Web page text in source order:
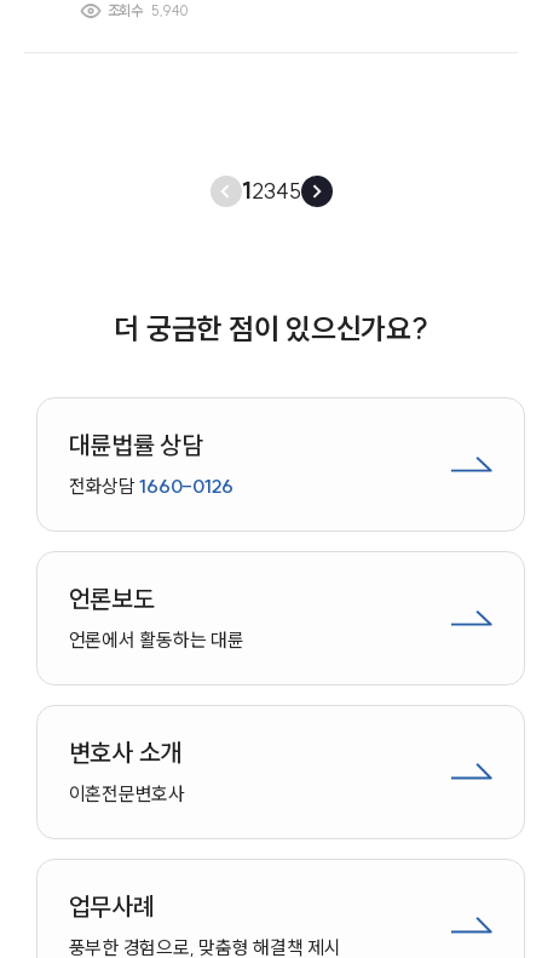
만화로 보는 사례
를 당한 것 같던데... 이것도 성범죄의 일종인지요?
조회수 5,940
12345
더 궁금한 점이 있으신가요?
대륜법률 상담
전화상담1660-0126
언론보도
언론에서 활동하는 대륜
변호사 소개
이혼전문변호사
업무사례
풍부한 경험으로, 맞춤형 해결책 제시